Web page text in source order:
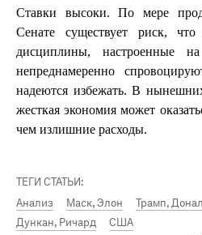
Ставки высоки. По мере
Сенате существует риск,
дисциплины, настроенные
непреднамеренно
надеются избежать. В
жесткая экономия может
чем излишние расходы.
ТЕГИ СТАТЬИ:
Анализ
Маск, Элон Трамп,
Дункан, Ричард
США